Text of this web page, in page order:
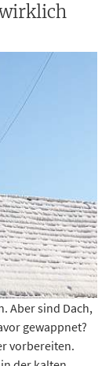
wirklich
Aber sind Dach,
gewappnet?
vorbereiten.